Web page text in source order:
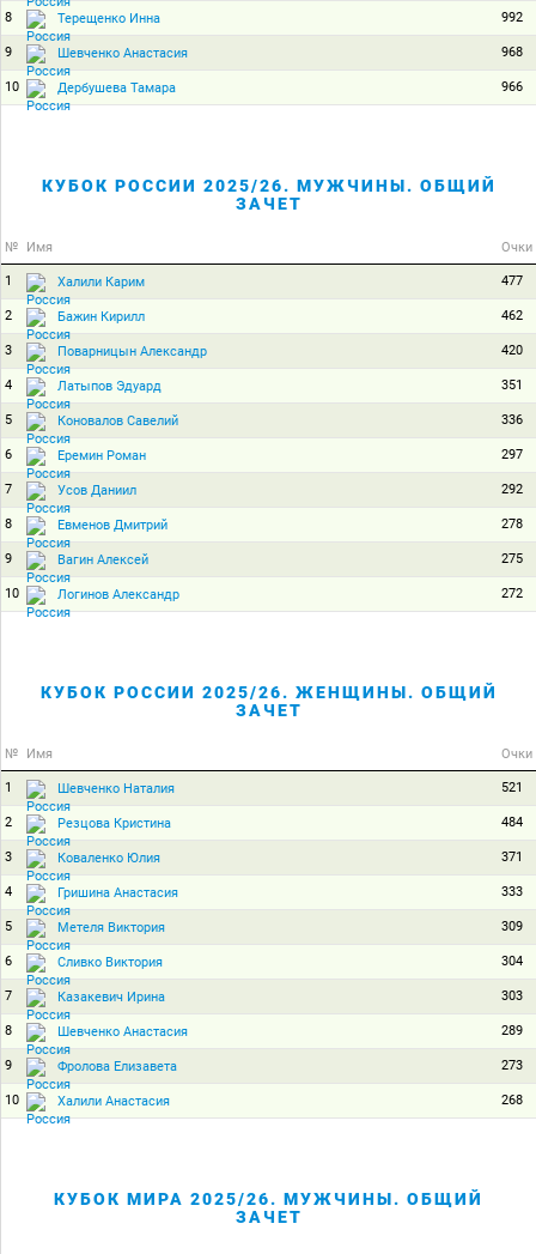
8 Терещенко Инна 992
9 Шевченко Анастасия 968
10 Дербушева Тамара 966
КУБОК РОССИИ 2025/26. МУЖЧИНЫ. ОБЩИЙ
ЗАЧЕТ
№ Имя Очки
1 Халили Карим 477
2 Бажин Кирилл 462
3 Поварницын Александр 420
4 Латыпов Эдуард 351
5 Коновалов Савелий 336
6 Еремин Роман 297
7 Усов Даниил 292
8 Евменов Дмитрий 278
9 Вагин Алексей 275
10 Логинов Александр 272
КУБОК РОССИИ 2025/26. ЖЕНЩИНЫ. ОБЩИЙ
ЗАЧЕТ
№ Имя Очки
1 Шевченко Наталия 521
2 Резцова Кристина 484
3 Коваленко Юлия 371
4 Гришина Анастасия 333
5 Метеля Виктория 309
6 Сливко Виктория 304
7 Казакевич Ирина 303
8 Шевченко Анастасия 289
9 Фролова Елизавета 273
10 Халили Анастасия 268
КУБОК МИРА 2025/26. МУЖЧИНЫ. ОБЩИЙ
ЗАЧЕТ